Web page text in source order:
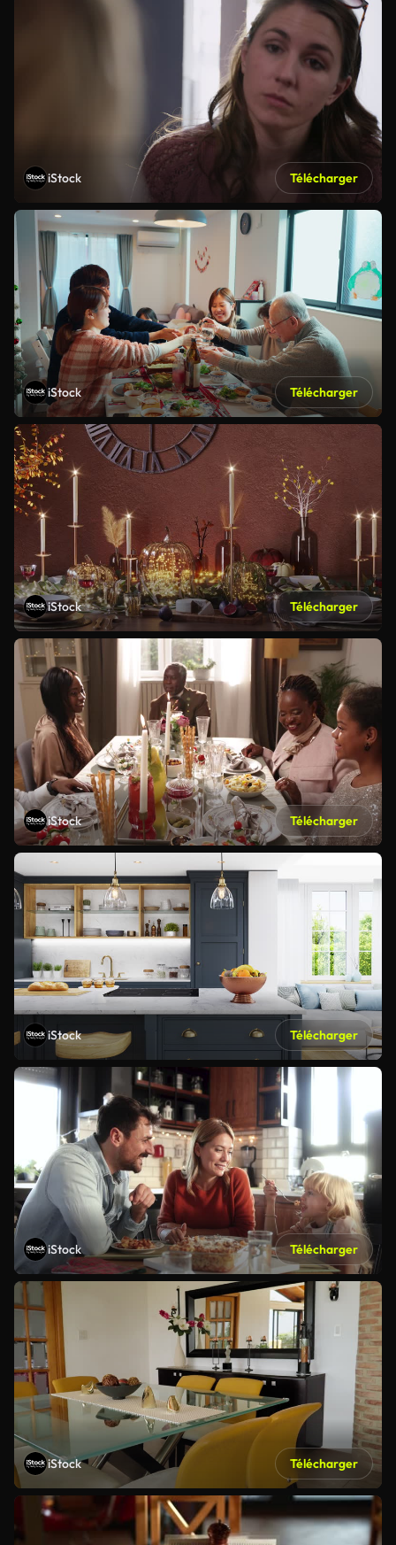
iStock Télécharger
iStock Télécharger
iStock Télécharger
iStock Télécharger
iStock Télécharger
iStock Télécharger
iStock Télécharger